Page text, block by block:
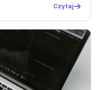
Czytaj